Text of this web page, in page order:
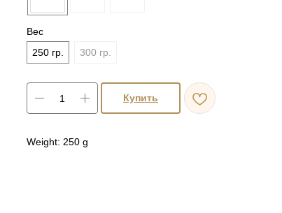
Вес
250 гр.
300 гр.
Купить
Weight: 250 g